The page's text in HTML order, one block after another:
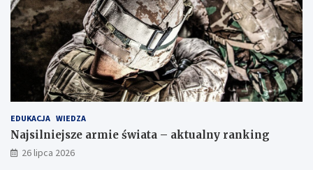
EDUKACJA WIEDZA
Najsilniejsze armie świata – aktualny ranking
26 lipca 2026